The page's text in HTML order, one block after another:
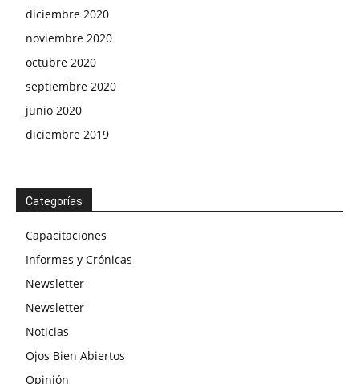
diciembre 2020
noviembre 2020
octubre 2020
septiembre 2020
junio 2020
diciembre 2019
Categorías
Capacitaciones
Informes y Crónicas
Newsletter
Newsletter
Noticias
Ojos Bien Abiertos
Opinión